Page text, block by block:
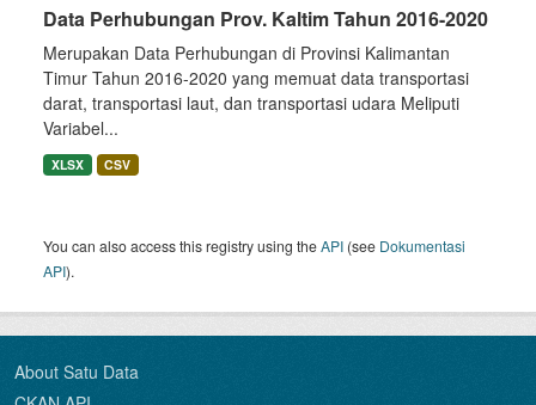
Data Perhubungan Prov. Kaltim Tahun 2016-2020
Merupakan Data Perhubungan di Provinsi Kalimantan
Timur Tahun 2016-2020 yang memuat data transportasi
darat, transportasi laut, dan transportasi udara Meliputi
Variabel...
XLSX CSV
You can also access this registry using theAPI (see Dokumentasi
API).
About Satu Data